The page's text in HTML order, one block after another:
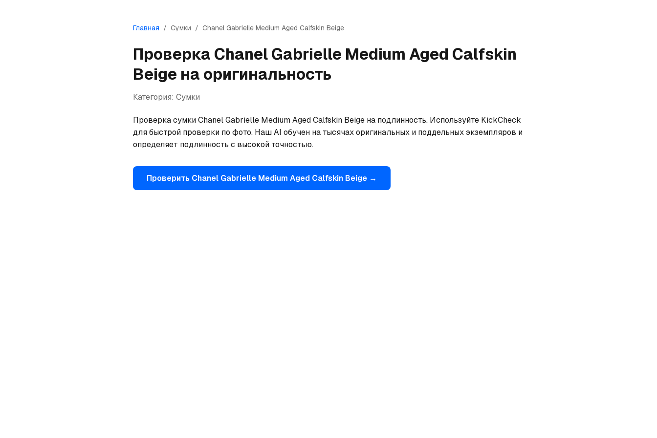
Главная / Сумки / Chanel Gabrielle Medium Aged Calfskin Beige
Проверка ChanelGabrielle Medium Aged Calfskin
Beige на оригинальность
Категория: Сумки
Проверка сумки Chanel Gabrielle Medium Aged Calfskin Beige на подлинность. Используйте KickCheck
для быстрой проверки по фото. Наш AI обучен на тысячах оригинальных и поддельных экземпляров и
определяет подлинность с высокой точностью.
Проверить Chanel Gabrielle Medium Aged Calfskin Beige →